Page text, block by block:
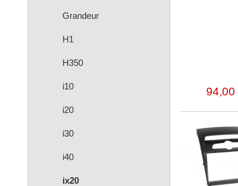
Grandeur
H1
H350
i10
i20
i30
i40
ix20
94,00